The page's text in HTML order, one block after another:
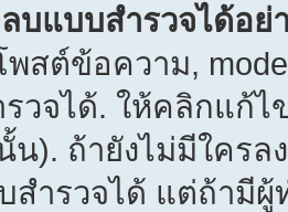
บแบบสำรวจได้อย่
สต์ข้อความ,
วจได้. ให้คลิกแก้
น). ถ้ายังไม่มีใคร
สำรวจได้ แต่ถ้ามีผู้